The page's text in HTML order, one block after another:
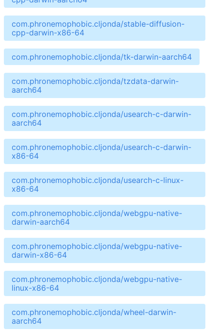
com.phronemophobic.cljonda/stable-diffusion-
cpp-darwin-x86-64
com.phronemophobic.cljonda/tk-darwin-aarch64
com.phronemophobic.cljonda/tzdata-darwin-
aarch64
com.phronemophobic.cljonda/usearch-c-darwin-
aarch64
com.phronemophobic.cljonda/usearch-c-darwin-
x86-64
com.phronemophobic.cljonda/usearch-c-linux-
x86-64
com.phronemophobic.cljonda/webgpu-native-
darwin-aarch64
com.phronemophobic.cljonda/webgpu-native-
darwin-x86-64
com.phronemophobic.cljonda/webgpu-native-
linux-x86-64
com.phronemophobic.cljonda/wheel-darwin-
aarch64